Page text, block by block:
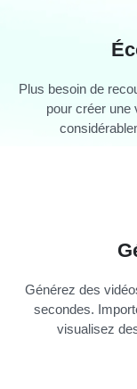
Plus besoin de
pour créer une
Générez des
secondes.
visualisez